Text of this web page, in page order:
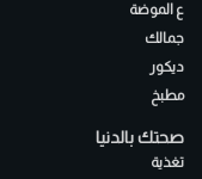
ع الموضة
جمالك
ديكور
مطبخ
صحتك بالدنيا
تغذية